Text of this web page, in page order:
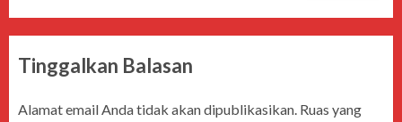
Tinggalkan Balasan
Alamat email Anda tidak akan dipublikasikan. Ruas yang